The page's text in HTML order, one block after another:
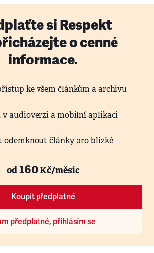
si Respekt
o cenné
informace.
ke všem článkům a archivu
v audioverzi a mobilní aplikaci
odemknout články pro blízké
od160Kč/měsíc
Koupit předplatné
předplatné, přihlásím se